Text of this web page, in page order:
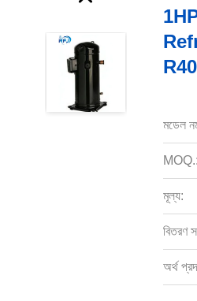
মডেল
MOQ.:
মূল্য:
বিতরণ
অর্থ